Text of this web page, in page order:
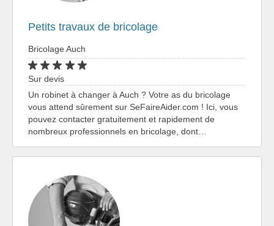
Petits travaux de bricolage
Bricolage Auch
Sur devis
Un robinet à changer à Auch ? Votre as du bricolage
vous attend sûrement sur SeFaireAider.com ! Ici, vous
pouvez contacter gratuitement et rapidement de
nombreux professionnels en bricolage, dont…